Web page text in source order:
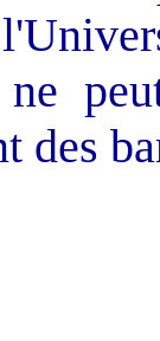
des